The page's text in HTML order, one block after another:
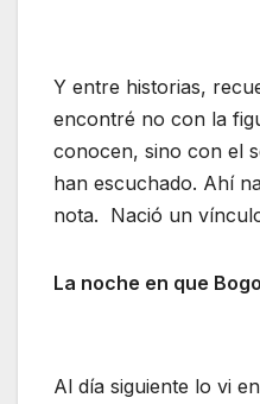
Y entre historias,
encontré no con la
conocen, sino con el
han escuchado. Ahí
nota. Nació un
La noche en que
Al día siguiente lo vi